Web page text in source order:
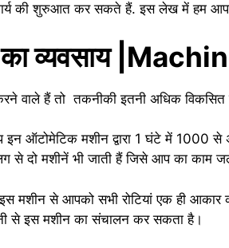
की शुरुआत कर सकते हैं. इस लेख में हम
का व्यवसाय
वाले हैं तो तकनीकी इतनी अधिक
ऑटोमेटिक मशीन द्वारा 1 घंटे में 1000
दो मशीनें भी जाती हैं जिसे आप का काम
मशीन से आपको सभी रोटियां एक ही
से इस मशीन का संचालन कर सकता है।